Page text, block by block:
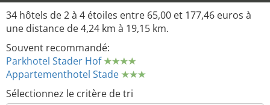
34 hôtels de 2 à 4 étoiles entre 65,00 et 177,46 euros à
une distance de 4,24 km à 19,15 km.
Souvent recommandé:
Parkhotel Stader Hof
Appartementhotel Stade
Sélectionnez le critère de tri